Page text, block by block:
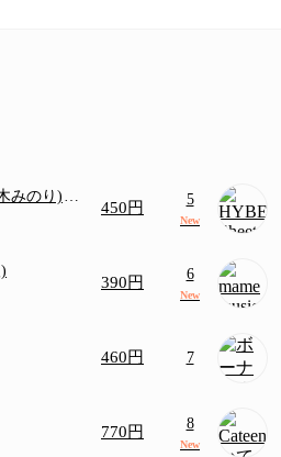
みのり)
映画ち
450円
390円
460円
770円
5
New
6
New
7
8
New